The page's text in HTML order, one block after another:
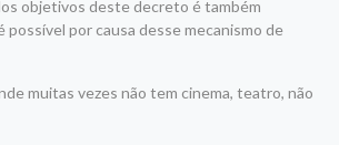
objetivos deste decreto é também
por causa desse mecanismo de
muitas vezes não tem cinema, teatro, não